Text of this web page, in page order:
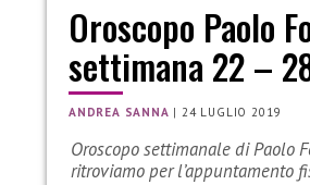
Oroscopo Paolo
settimana 22 –
ANDREA SANNA |24 LUGLIO 2019
Oroscopo settimanale di Paolo
ritroviamo per l’appuntamento